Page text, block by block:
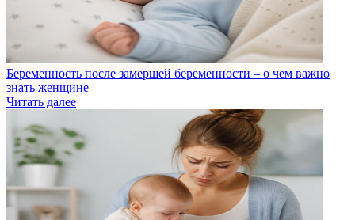
Беременность после замершей беременности – о чем важно
знать женщине
Читать далее